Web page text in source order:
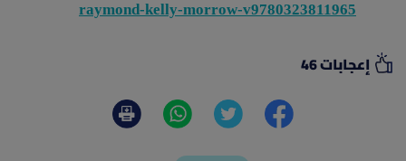
raymond-kelly-morrow-v9780323811965
إعجابات 46